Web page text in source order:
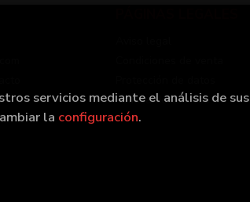
Política de Cookies
servicios mediante el análisis de sus
la configuración.